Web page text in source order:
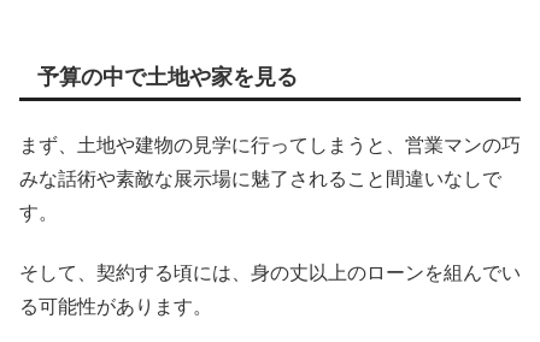
予算の中で土地や家を見る
まず、土地や建物の見学に行ってしまうと、営業マンの巧
みな話術や素敵な展示場に魅了されること間違いなしで
す。
そして、契約する頃には、身の丈以上のローンを組んでい
る可能性があります。